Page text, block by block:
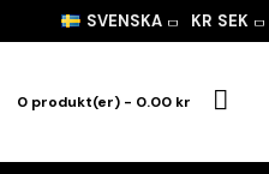
SVENSKA KR SEK
0 produkt(er) - 0.00 kr